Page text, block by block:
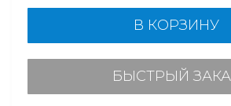
В КОРЗИНУ
БЫСТРЫЙ